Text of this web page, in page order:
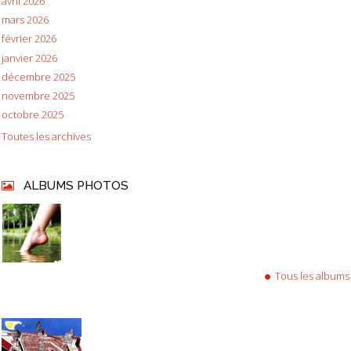
mars 2026
février 2026
janvier 2026
décembre 2025
novembre 2025
octobre 2025
Toutes les archives
ALBUMS PHOTOS
Tous les albums